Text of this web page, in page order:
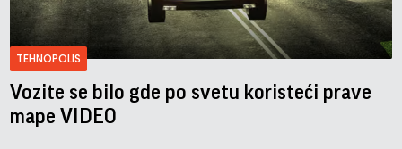
TEHNOPOLIS
Vozite se bilo gde po svetu koristeći prave
mape VIDEO